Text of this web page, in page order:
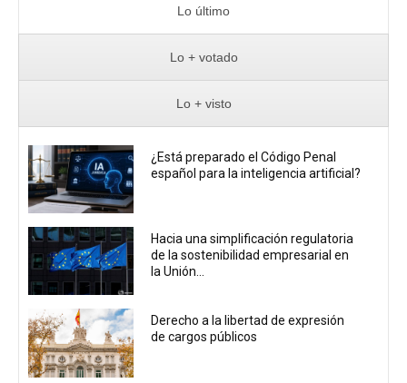
Lo último
Lo + votado
Lo + visto
¿Está preparado el Código Penal
español para la inteligencia artificial?
Hacia una simplificación regulatoria
de la sostenibilidad empresarial en
la Unión...
Derecho a la libertad de expresión
de cargos públicos